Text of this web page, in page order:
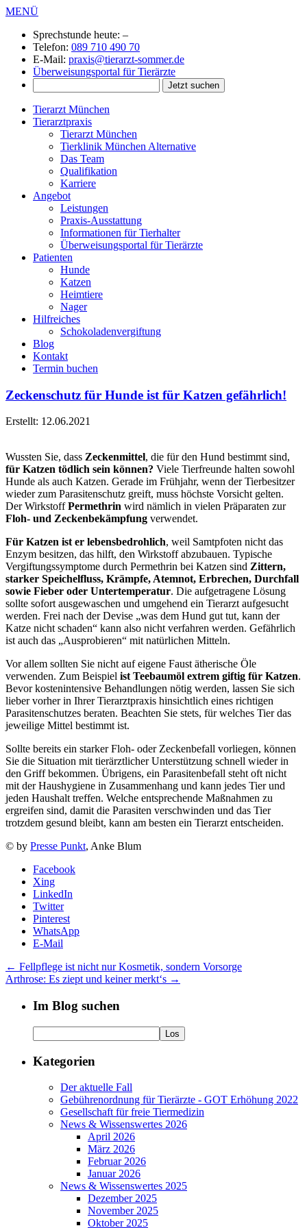
MENÜ
Sprechstunde heute: –
Telefon: 089 710 490 70
E-Mail: praxis@tierarzt-sommer.de
Überweisungsportal für Tierärzte
Tierarzt München
Tierarztpraxis
Tierarzt München
Tierklinik München Alternative
Das Team
Qualifikation
Karriere
Angebot
Leistungen
Praxis-Ausstattung
Informationen für Tierhalter
Überweisungsportal für Tierärzte
Patienten
Hunde
Katzen
Heimtiere
Nager
Hilfreiches
Schokoladenvergiftung
Blog
Kontakt
Termin buchen
Zeckenschutz für Hunde ist für Katzen gefährlich!
Erstellt: 12.06.2021
Wussten Sie, dass Zeckenmittel, die für den Hund bestimmt sind,
für Katzen tödlich sein können? Viele Tierfreunde halten sowohl
Hunde als auch Katzen. Gerade im Frühjahr, wenn der Tierbesitzer
wieder zum Parasitenschutz greift, muss höchste Vorsicht gelten.
Der WirkstoffPermethrin wird nämlich in vielen Präparaten zur
Floh- und Zeckenbekämpfung verwendet.
Für Katzen ist er lebensbedrohlich, weil Samtpfoten nicht das
Enzym besitzen, das hilft, den Wirkstoff abzubauen. Typische
Vergiftungssymptome durch Permethrin bei Katzen sind Zittern,
starker Speichelfluss, Krämpfe, Atemnot, Erbrechen, Durchfall
sowie Fieber oder Untertemperatur. Die aufgetragene Lösung
sollte sofort ausgewaschen und umgehend ein Tierarzt aufgesucht
werden. Frei nach der Devise „was dem Hund gut tut, kann der
Katze nicht schaden“ kann also nicht verfahren werden. Gefährlich
ist auch das „Ausprobieren“ mit natürlichen Mitteln.
Vor allem sollten Sie nicht auf eigene Faust ätherische Öle
verwenden. Zum Beispiel ist Teebaumöl extrem giftig für Katzen.
Bevor kostenintensive Behandlungen nötig werden, lassen Sie sich
lieber vorher in Ihrer Tierarztpraxis hinsichtlich eines richtigen
Parasitenschutzes beraten. Beachten Sie stets, für welches Tier das
jeweilige Mittel bestimmt ist.
Sollte bereits ein starker Floh- oder Zeckenbefall vorliegen, können
Sie die Situation mit tierärztlicher Unterstützung schnell wieder in
den Griff bekommen. Übrigens, ein Parasitenbefall steht oft nicht
mit der Haushygiene in Zusammenhang und kann jedes Tier und
jeden Haushalt treffen. Welche entsprechende Maßnahmen zu
ergreifen sind, damit die Parasiten verschwinden und das Tier
trotzdem gesund bleibt, kann am besten ein Tierarzt entscheiden.
© by Presse Punkt, Anke Blum
Facebook
Xing
LinkedIn
Twitter
Pinterest
WhatsApp
E-Mail
← Fellpflege ist nicht nur Kosmetik, sondern Vorsorge
Arthrose: Es ziept und keiner merkt‘s →
Im Blog suchen
Kategorien
Der aktuelle Fall
Gebührenordnung für Tierärzte - GOT Erhöhung 2022
Gesellschaft für freie Tiermedizin
News & Wissenswertes 2026
April 2026
März 2026
Februar 2026
Januar 2026
News & Wissenswertes 2025
Dezember 2025
November 2025
Oktober 2025